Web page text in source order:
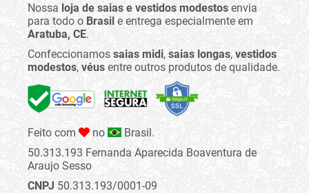
Nossa loja de saias e vestidos modestos envia
para todo o Brasil e entrega especialmente em
Aratuba, CE.
Confeccionamos saias midi, saias longas, vestidos
modestos, véus entre outros produtos de qualidade.
Feito com no
Brasil.
50.313.193 Fernanda Aparecida Boaventura de
Araujo Sesso
CNPJ 50.313.193/0001-09